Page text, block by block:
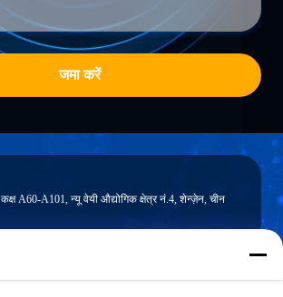
जमा करें
कक्ष A60-A101, न्यू वेयी औद्योगिक क्षेत्र नं.4, शेन्ज़ेन, चीन